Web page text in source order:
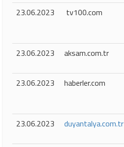
23.06.2023
tv100.com
23.06.2023
aksam.com.tr
23.06.2023
haberler.com
23.06.2023
duyantalya.com.tr